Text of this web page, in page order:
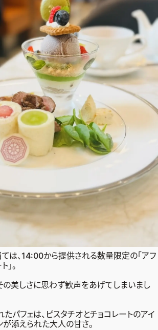
ては、14:00から提供される数量限定の「アフ
」。
の美しさに思わず歓声をあげてしまいまし
パフェは、ピスタチオとチョコレートのアイ
添えられた大人の甘さ。